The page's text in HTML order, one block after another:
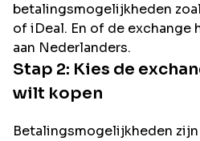
betalingsmogelijkheden
of iDeal. En of de exchange
aan Nederlanders.
Stap 2: Kies de
wilt kopen
Betalingsmogelijkheden